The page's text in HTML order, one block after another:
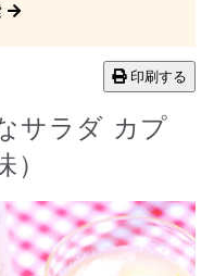
印刷する
サラダ カプ